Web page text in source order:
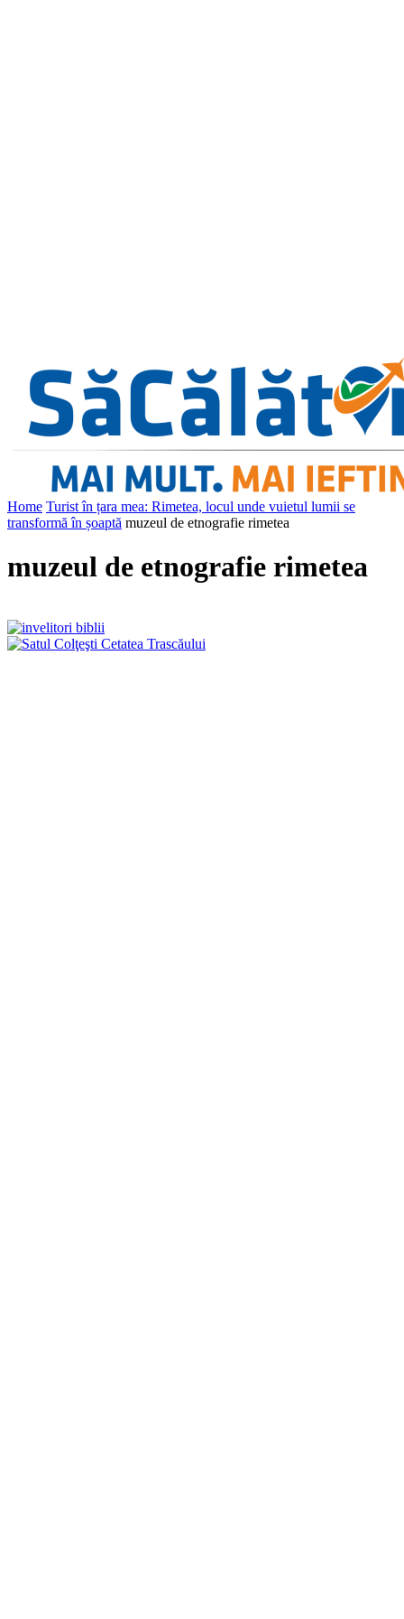
Home Turist în țara mea: Rimetea, locul unde vuietul lumii se
transformă în șoaptă muzeul de etnografie rimetea
muzeul de etnografie rimetea